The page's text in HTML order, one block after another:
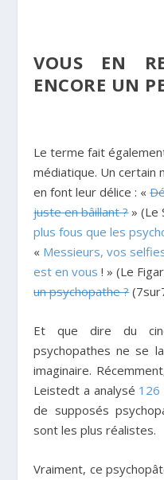
VOUS EN
ENCORE UN
Le terme fait
médiatique. Un
en font leur délice : «
juste en bâillant ?» (Le
plus fous que les
« Messieurs, vos
est en vous ! » (Le
un psychopathe ?
Et que dire du
psychopathes ne se
imaginaire.
Leistedt a analysé 126
de supposés
sont les plus réalistes.
Vraiment, ce